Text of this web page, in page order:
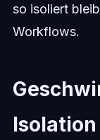
so isoliert
Workflows.